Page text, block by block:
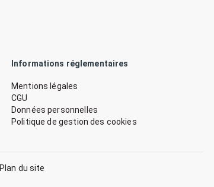
Informations réglementaires
Mentions légales
CGU
Données personnelles
Politique de gestion des cookies
Plan du site